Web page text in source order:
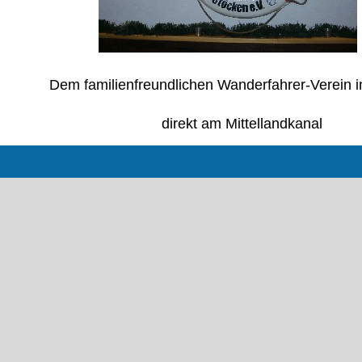
Dem familienfreundlichen Wanderfahrer-Verein
direkt am Mittellandkanal